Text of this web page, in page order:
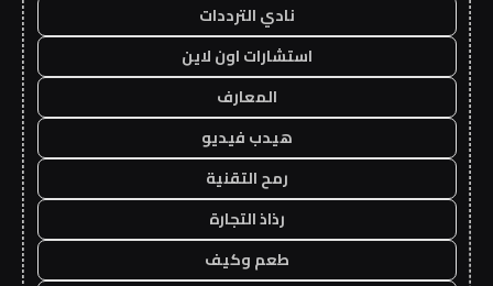
نادي الترددات
استشارات اون لاين
المعارف
هيدب فيديو
رمح التقنية
رذاذ التجارة
طعم وكيف